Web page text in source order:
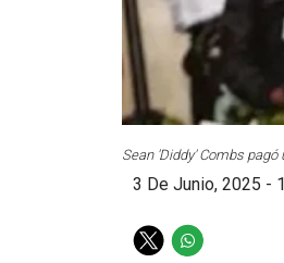
Sean 'Diddy' Combs
3 De Junio, 2025 -
T
W